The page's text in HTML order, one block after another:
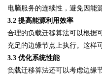
电脑服务的连续性，避免因能
3.2 提高能源利用效率
合理的负载迁移算法可以根据
充足的边缘节点上执行。这样
3.3 优化系统性能
负载迁移算法还可以考虑边缘